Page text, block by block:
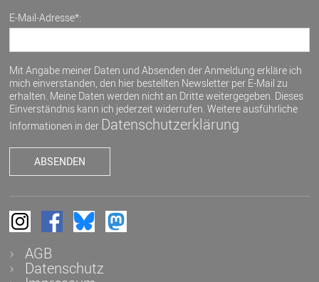
E-Mail-Adresse*:
Mit Angabe meiner Daten und Absenden der Anmeldung erkläre ich
mich einverstanden, den hier bestellten Newsletter per E-Mail zu
erhalten. Meine Daten werden nicht an Dritte weitergegeben. Dieses
Einverständnis kann ich jederzeit widerrufen. Weitere ausführliche
Informationen in der Datenschutzerklärung
AGB
Datenschutz